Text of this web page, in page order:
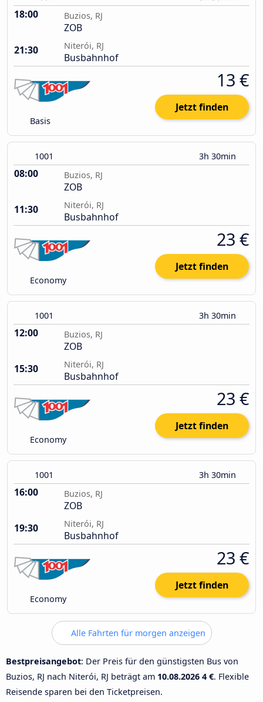
18:00 Buzios, RJ
ZOB
21:30
Niterói, RJ
Busbahnhof
Basis
13 €
Jetzt finden
1001 3h 30min
08:00 Buzios, RJ
ZOB
11:30
Niterói, RJ
Busbahnhof
Economy
23 €
Jetzt finden
1001 3h 30min
12:00 Buzios, RJ
ZOB
15:30
Niterói, RJ
Busbahnhof
Economy
23 €
Jetzt finden
1001 3h 30min
16:00 Buzios, RJ
ZOB
19:30
Niterói, RJ
Busbahnhof
Economy
23 €
Jetzt finden
Alle Fahrten für morgen anzeigen
Bestpreisangebot: Der Preis für den günstigsten Bus von
Buzios, RJ nach Niterói, RJ beträgt am 10.08.2026 4 €. Flexible
Reisende sparen bei den Ticketpreisen.